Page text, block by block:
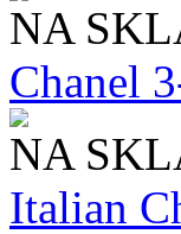
NA
Chanel
NA
Italian